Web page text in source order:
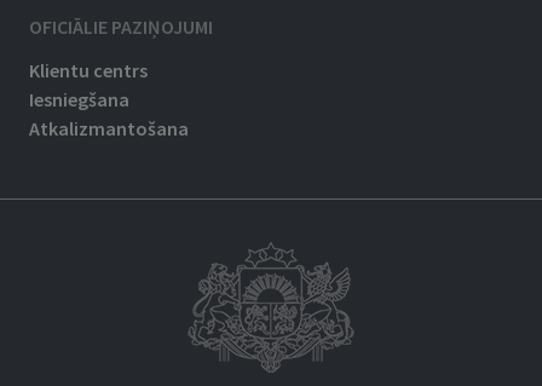
OFICIĀLIE PAZIŅOJUMI
Klientu centrs
Iesniegšana
Atkalizmantošana